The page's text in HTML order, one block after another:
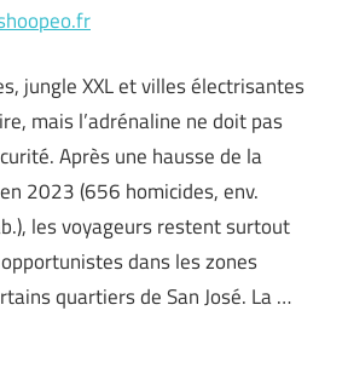
jungle XXL et villes électrisantes
mais l’adrénaline ne doit pas
Après une hausse de la
2023 (656 homicides, env.
les voyageurs restent surtout
dans les zones
quartiers de San José. La …